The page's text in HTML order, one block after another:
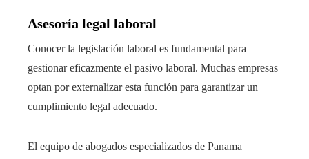
Asesoría legal laboral
Conocer la legislación laboral es fundamental para
gestionar eficazmente el pasivo laboral. Muchas empresas
optan por externalizar esta función para garantizar un
cumplimiento legal adecuado.
El equipo de abogados especializados de Panama